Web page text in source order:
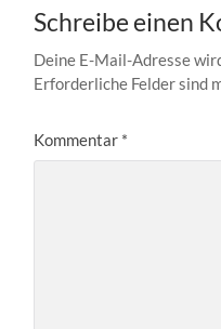
Schreibe einen
Deine E-Mail-Adresse
Erforderliche Felder sind
Kommentar *